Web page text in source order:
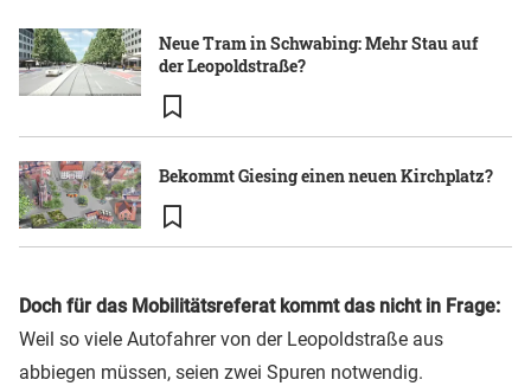
Neue Tram in Schwabing: Mehr Stau auf
der Leopoldstraße?
Bekommt Giesing einen neuen Kirchplatz?
Doch für das Mobilitätsreferat kommt das nicht in Frage:
Weil so viele Autofahrer von der Leopoldstraße aus
abbiegen müssen, seien zwei Spuren notwendig.